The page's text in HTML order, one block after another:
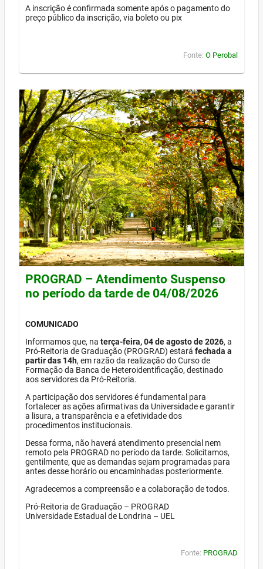
A inscrição é confirmada somente após o pagamento do
preço público da inscrição, via boleto ou pix
Fonte: O Perobal
PROGRAD – Atendimento Suspenso
no período da tarde de 04/08/2026
COMUNICADO
Informamos que, na terça-feira, 04 de agosto de 2026, a
Pró-Reitoria de Graduação (PROGRAD) estará fechada a
partir das 14h, em razão da realização do Curso de
Formação da Banca de Heteroidentificação, destinado
aos servidores da Pró-Reitoria.
A participação dos servidores é fundamental para
fortalecer as ações afirmativas da Universidade e garantir
a lisura, a transparência e a efetividade dos
procedimentos institucionais.
Dessa forma, não haverá atendimento presencial nem
remoto pela PROGRAD no período da tarde. Solicitamos,
gentilmente, que as demandas sejam programadas para
antes desse horário ou encaminhadas posteriormente.
Agradecemos a compreensão e a colaboração de todos.
Pró-Reitoria de Graduação – PROGRAD
Universidade Estadual de Londrina – UEL
Fonte: PROGRAD